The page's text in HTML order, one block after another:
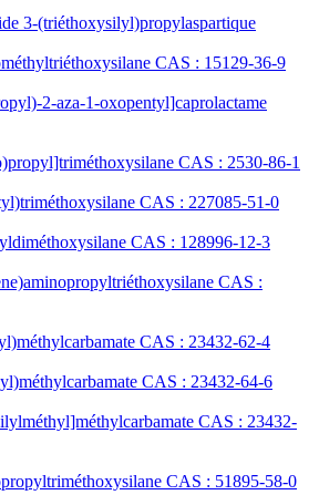
3-(triéthoxysilyl)propylaspartique
CAS : 15129-36-9
2-aza-1-oxopentyl]caprolactame
CAS : 2530-86-1
CAS : 227085-51-0
CAS : 128996-12-3
CAS :
CAS : 23432-62-4
CAS : 23432-64-6
CAS : 23432-
CAS : 51895-58-0